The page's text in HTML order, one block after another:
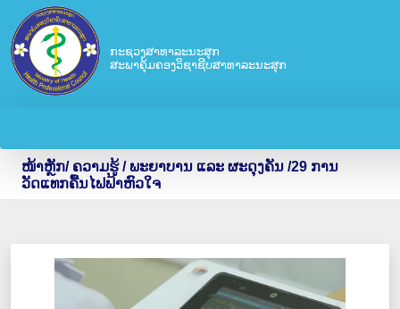
ກະຊວງສາທາລະນະສຸກ
ສະພາຄຸ້ມຄອງວິຊາຊີບສາທາລະນະສຸກ
ໜ້າຫຼັກ/ ຄວາມຮູ້ /ພະຍາບານ ແລະ ຜະດຸງຄັນ /29 ການ
ວັດແທກຄື້ນໄຟຟ້າຫົວໃຈ